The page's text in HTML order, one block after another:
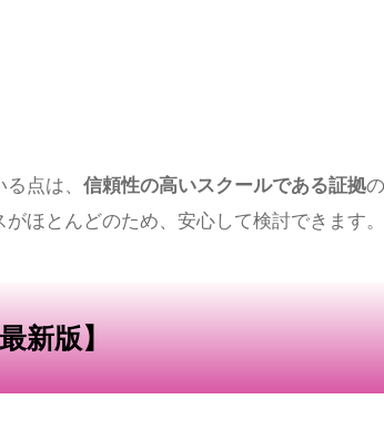
点は、 信頼性の高いスクールである証拠
ほとんどのため、安心して検討できます。
新版】